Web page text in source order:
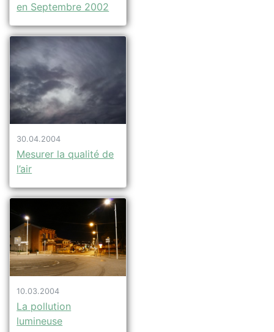
en Septembre 2002
30.04.2004
Mesurer la qualité de
l’air
10.03.2004
La pollution
lumineuse